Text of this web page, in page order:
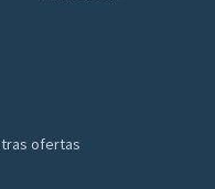
ofertas